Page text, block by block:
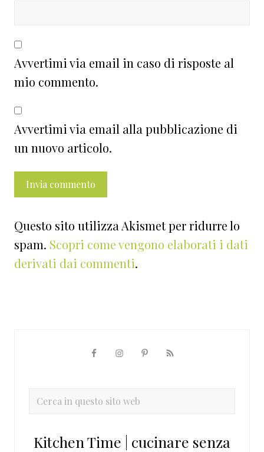
Avvertimi via email in caso di risposte al
mio commento.
Avvertimi via email alla pubblicazione di
un nuovo articolo.
Questo sito utilizza Akismet per ridurre lo
spam. Scopri come vengono elaborati i dati
derivati dai commenti.
primaria
Cerca
sito
Kitchen Time | cucinare senza